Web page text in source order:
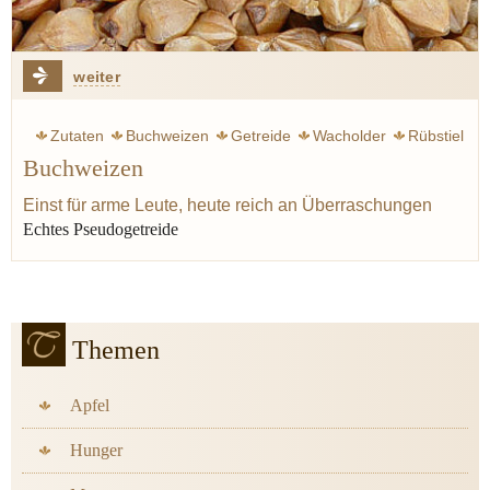
weiter
Zutaten Buchweizen Getreide Wacholder Rübstiel
Buchweizen
Einst für arme Leute, heute reich an Überraschungen
Echtes Pseudogetreide
Themen
Apfel
Hunger